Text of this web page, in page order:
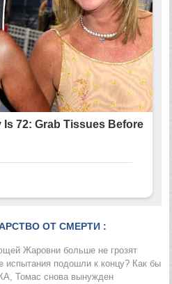
ОТ СМЕРТИ :
Жаровни больше не грозят
подошли к концу? Как бы
Томас снова вынужден